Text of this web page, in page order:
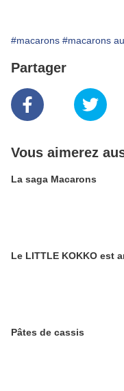
#macarons #macarons
Partager
Vous aimerez
La saga Macarons
Le LITTLE KOKKO est
Pâtes de cassis